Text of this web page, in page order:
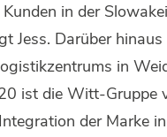
in der
Jess. Darüber
in
ist die Witt-Gruppe
der Marke